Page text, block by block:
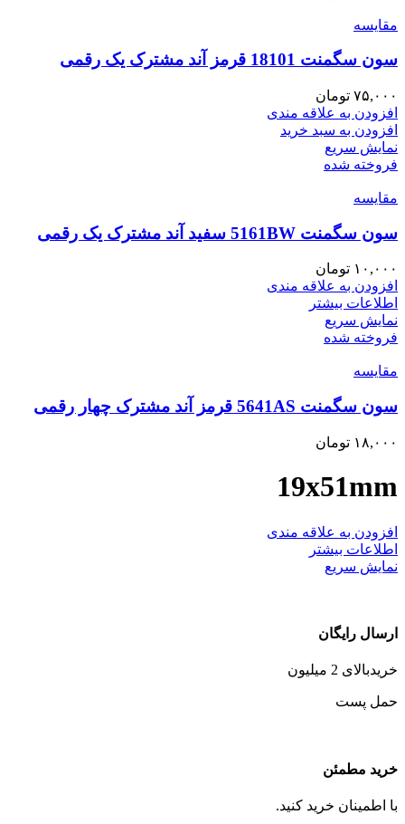
مقايسه
سون سگمنت 18101 قرمز آند مشترک یک رقمی
۷۵,۰۰۰ تومان
افزودن به علاقه مندی
افزودن به سبد خرید
نمایش سریع
فروخته شده
مقايسه
سون سگمنت 5161BW سفید آند مشترک یک رقمی
۱۰,۰۰۰ تومان
افزودن به علاقه مندی
اطلاعات بیشتر
نمایش سریع
فروخته شده
مقايسه
سون سگمنت 5641AS قرمز آند مشترک چهار رقمی
۱۸,۰۰۰ تومان
19x51mm
افزودن به علاقه مندی
اطلاعات بیشتر
نمایش سریع
ارسال رایگان
خریدبالای 2 میلیون
حمل پست
خرید مطمئن
با اطمینان خرید کنید.